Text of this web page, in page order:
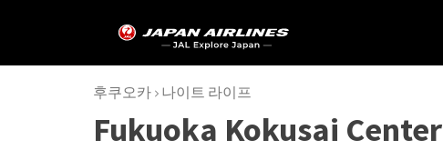
후쿠오카 나이트 라이프
Fukuoka Kokusai Center